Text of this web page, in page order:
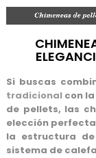
Si buscas
tradicional con la
de pellets, las
elección
la estructura
sistema de